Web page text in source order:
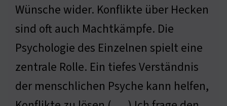
Wünsche wider. Konflikte über Hecken
sind oft auch Machtkämpfe. Die
Psychologie des Einzelnen spielt eine
zentrale Rolle. Ein tiefes Verständnis
der menschlichen Psyche kann helfen,